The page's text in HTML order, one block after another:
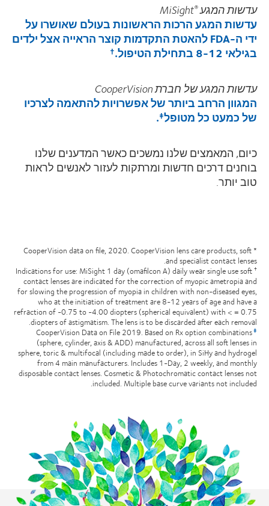
עדשות המגע®
MiSight
עדשות המגע הרכות הראשונות בעולם שאושרו על
ידי ה-FDAלהאטת התקדמות קוצר הראייה אצל ילדים
בגילאי 8-12 בתחילת הטיפול.
†
עדשות המגע שלחברתCooperVision
המגוון הרחב ביותר של אפשרויות להתאמה לצרכיו
של כמעט כל מטופל‡
.
כיום, המאמצים שלנו נמשכים כאשרהמדענים שלנו
בוחנים דרכים חדשות ומרתקות לעזור לאנשים לראות
טוב יותר.
* CooperVision data on file, 2020. CooperVision lens care products, soft
and specialist contact lenses.
†
Indications for use: MiSight 1 day (omafilcon A) daily wear single use soft
contact lenses are indicated for the correction of myopic ametropia and
for slowing the progression of myopia in children with non-diseased eyes,
who at the initiation of treatment are 8-12 years of age and have a
refraction of -0.75 to -4.00 diopters (spherical equivalent) with < = 0.75
diopters of astigmatism. The lens is to be discarded after each removal.
‡
CooperVision Data on File 2019. Based on Rx option combinations
(sphere, cylinder, axis & ADD) manufactured, across all soft lenses in
sphere, toric & multifocal (including made to order), in SiHy and hydrogel
from 4 main manufacturers. Includes 1-Day, 2 weekly, and monthly
disposable contact lenses. Cosmetic & Photochromatic contact lenses not
included. Multiple base curve variants not included.